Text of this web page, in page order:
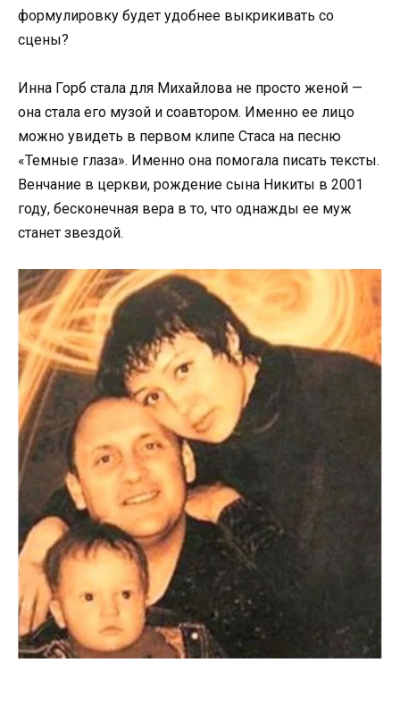
формулировку будет удобнее выкрикивать со
сцены?
Инна Горб стала для Михайлова не просто женой —
она стала его музой и соавтором. Именно ее лицо
можно увидеть в первом клипе Стаса на песню
«Темные глаза». Именно она помогала писать тексты.
Венчание в церкви, рождение сына Никиты в 2001
году, бесконечная вера в то, что однажды ее муж
станет звездой.